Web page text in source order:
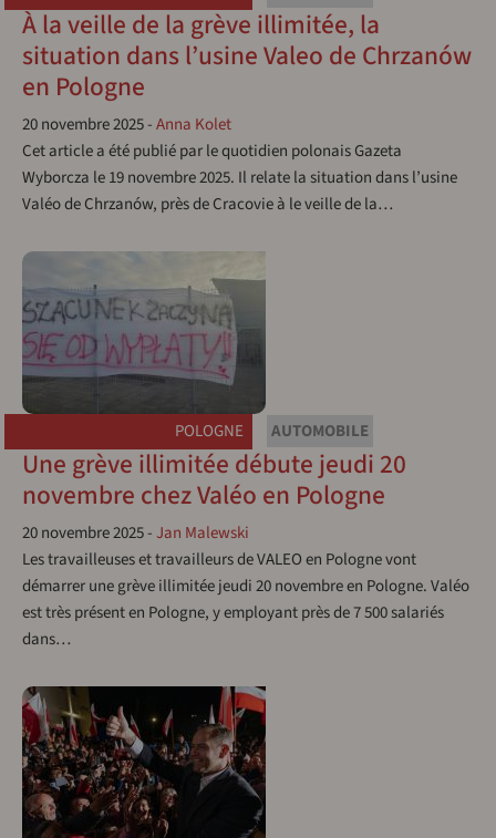
À la veille de la grève illimitée, la
situation dans l’usine Valeo de Chrzanów
en Pologne
20 novembre 2025-Anna Kolet
Cet article a été publié par le quotidien polonais Gazeta
Wyborcza le 19 novembre 2025. Il relate la situation dans l’usine
Valéo de Chrzanów, près de Cracovie à le veille de la…
POLOGNE AUTOMOBILE
Une grève illimitée débute jeudi 20
novembre chez Valéo en Pologne
20 novembre 2025-Jan Malewski
Les travailleuses et travailleurs de VALEO en Pologne vont
démarrer une grève illimitée jeudi 20 novembre en Pologne. Valéo
est très présent en Pologne, y employant près de 7 500 salariés
dans…